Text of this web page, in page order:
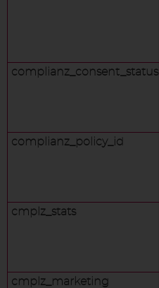
complianz_consent_status
complianz_policy_id
cmplz_stats
cmplz_marketing